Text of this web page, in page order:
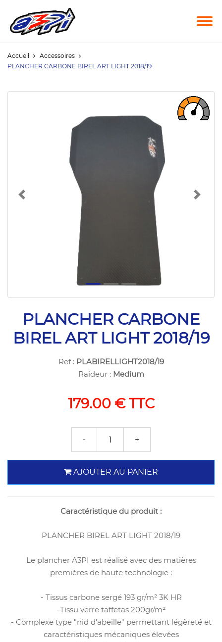
Accueil
Accessoires
PLANCHER CARBONE BIREL ART LIGHT 2018/19
Previous Next
PLANCHER CARBONE
BIREL ART LIGHT 2018/19
Ref : PLABIRELLIGHT2018/19
Raideur : Medium
179.00 € TTC
AJOUTER AU PANIER
Caractéristique du produit :
PLANCHER BIREL ART LIGHT 2018/19
Le plancher A3PI est réalisé avec des matières
premières de haute technologie :
- Tissus carbone sergé 193 gr/m² 3K HR
-Tissu verre taffetas 200gr/m²
- Complexe type "nid d'abeille" permettant légèreté et
caractéristiques mécaniques élevées